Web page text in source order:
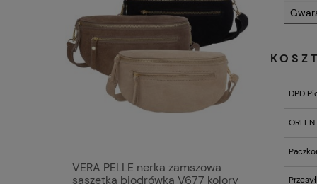
VERA PELLE nerka zamszowa
saszetka biodrówka V677 kolory
DPD